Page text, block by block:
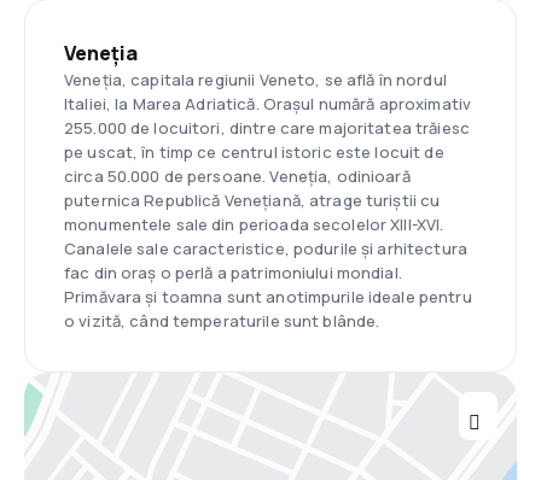
Veneţia
Veneția, capitala regiunii Veneto, se află în nordul
Italiei, la Marea Adriatică. Orașul numără aproximativ
255.000 de locuitori, dintre care majoritatea trăiesc
pe uscat, în timp ce centrul istoric este locuit de
circa 50.000 de persoane. Veneția, odinioară
puternica Republică Venețiană, atrage turiștii cu
monumentele sale din perioada secolelor XIII-XVI.
Canalele sale caracteristice, podurile și arhitectura
fac din oraș o perlă a patrimoniului mondial.
Primăvara și toamna sunt anotimpurile ideale pentru
o vizită, când temperaturile sunt blânde.